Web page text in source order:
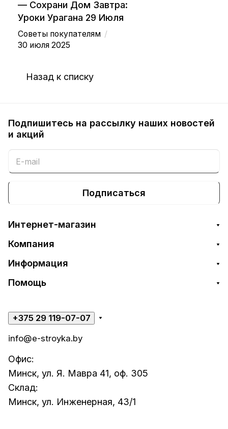
— Сохрани Дом Завтра:
Уроки Урагана 29 Июля
Советы покупателям /
30 июля 2025
Назад к списку
Подпишитесь на рассылку наших новостей
и акций
Подписаться
Интернет-магазин
Компания
Информация
Помощь
+375 29 119-07-07
info@e-stroyka.by
Офис:
Минск, ул. Я. Мавра 41, оф. 305
Склад:
Минск, ул. Инженерная, 43/1